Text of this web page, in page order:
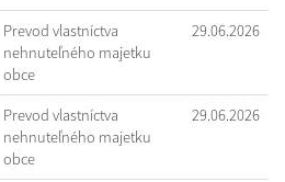
Prevod vlastníctva
nehnuteľného majetku
obce
29.06.2026
Prevod vlastníctva
nehnuteľného majetku
obce
29.06.2026